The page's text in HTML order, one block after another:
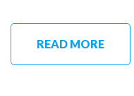
READ MORE